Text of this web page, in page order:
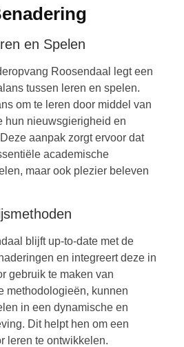
en Spelen
Roosendaal legt een
tussen leren en spelen.
om te leren door middel van
hun nieuwsgierigheid en
aanpak zorgt ervoor dat
academische
maar ook plezier beleven
blijft up-to-date met de
en integreert deze in
gebruik te maken van
methodologieën, kunnen
in een dynamische en
Dit helpt hen om een
leren te ontwikkelen.